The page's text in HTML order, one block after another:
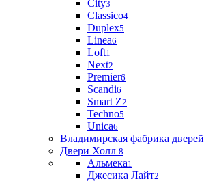
City3
Classico4
Duplex5
Linea6
Loft1
Next2
Premier6
Scandi6
Smart Z2
Techno5
Unica6
Владимирская фабрика дверей
Двери Холл 8
Альмека1
Джесика Лайт2